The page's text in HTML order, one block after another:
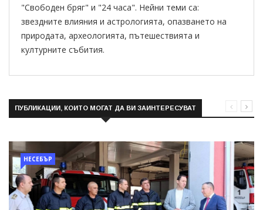
"Свободен бряг" и "24 часа". Нейни теми са:
звездните влияния и астрологията, опазването на
природата, археологията, пътешествията и
културните събития.
ПУБЛИКАЦИИ, КОИТО МОГАТ ДА ВИ ЗАИНТЕРЕСУВАТ
НЕСЕБЪР